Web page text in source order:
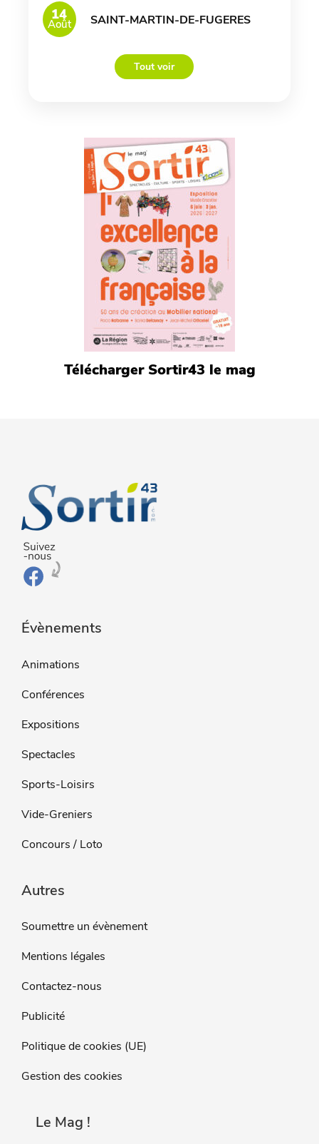
14
Août SAINT-MARTIN-DE-FUGERES
Tout voir
Télécharger Sortir43 le mag
Évènements
Animations
Conférences
Expositions
Spectacles
Sports-Loisirs
Vide-Greniers
Concours / Loto
Autres
Soumettre un évènement
Mentions légales
Contactez-nous
Publicité
Politique de cookies (UE)
Gestion des cookies
Le Mag !